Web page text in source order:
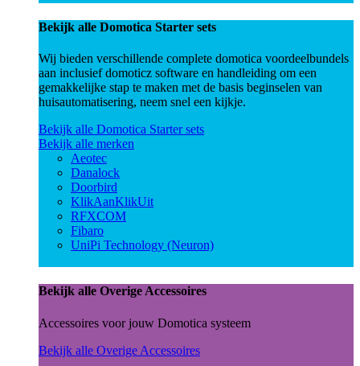
Bekijk alle Domotica Starter sets
Wij bieden verschillende complete domotica voordeelbundels
aan inclusief domoticz software en handleiding om een
gemakkelijke stap te maken met de basis beginselen van
huisautomatisering, neem snel een kijkje.
Bekijk alle Domotica Starter sets
Bekijk alle merken
Aeotec
Danalock
Doorbird
KlikAanKlikUit
RFXCOM
Fibaro
UniPi Technology (Neuron)
Bekijk alle Overige Accessoires
Accessoires voor jouw Domotica systeem
Bekijk alle Overige Accessoires